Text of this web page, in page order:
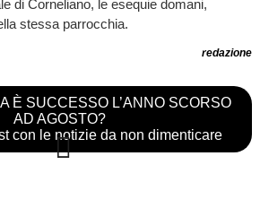
di Corneliano, le esequie domani,
stessa parrocchia.
redazione
È SUCCESSO L’ANNO SCORSO
AD AGOSTO?
con le notizie da non dimenticare